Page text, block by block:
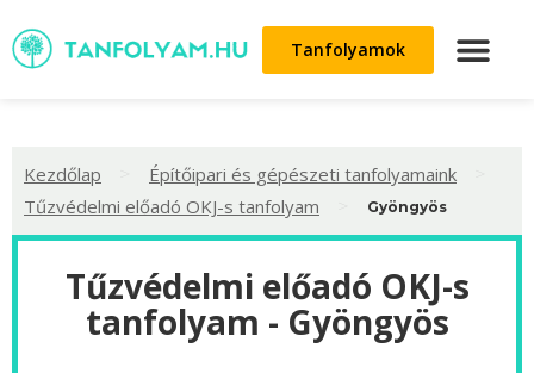
Tanfolyamok
Kezdőlap Építőipari és gépészeti tanfolyamaink
Tűzvédelmi előadó OKJ-s tanfolyam Gyöngyös
Tűzvédelmi előadó OKJ-s
tanfolyam - Gyöngyös